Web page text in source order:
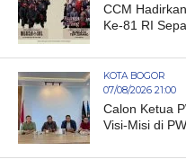
CCM
Ke-81 RI
KOTA BOGOR
07/08/2026 21:00
Calon Ketua
Visi-Misi di